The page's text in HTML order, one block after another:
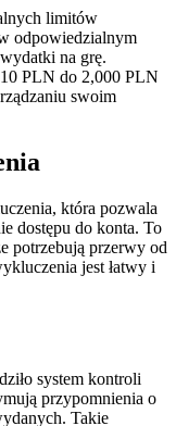
limitów
odpowiedzialnym
na grę.
PLN do 2,000 PLN
swoim
która pozwala
dostępu do konta. To
potrzebują przerwy od
jest łatwy i
system kontroli
przypomnienia o
Takie